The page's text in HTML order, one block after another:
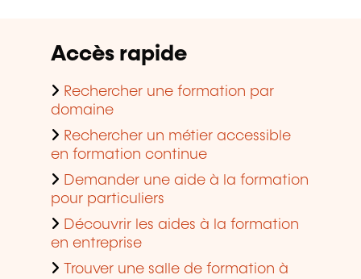
Accès rapide
Rechercher une formation par
domaine
Rechercher un métier accessible
en formation continue
Demander une aide à la formation
pour particuliers
Découvrir les aides à la formation
en entreprise
Trouver une salle de formation à